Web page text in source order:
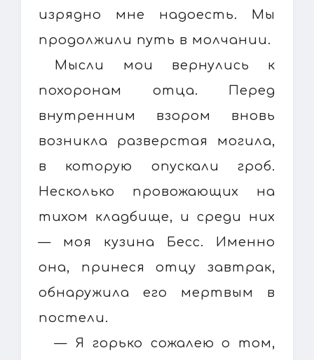
изрядно мне надоесть. Мы
продолжили путь в молчании.
Мысли мои вернулись к
похоронам отца. Перед
внутренним взором вновь
возникла разверстая могила,
в которую опускали гроб.
Несколько провожающих на
тихом кладбище, и среди них
— моя кузина Бесс. Именно
она, принеся отцу завтрак,
обнаружила его мертвым в
постели.
— Я горько сожалею о том,